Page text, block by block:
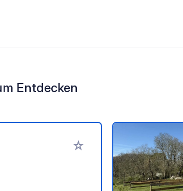
Entdecken
Zu Ihren Favoriten hinzufügen